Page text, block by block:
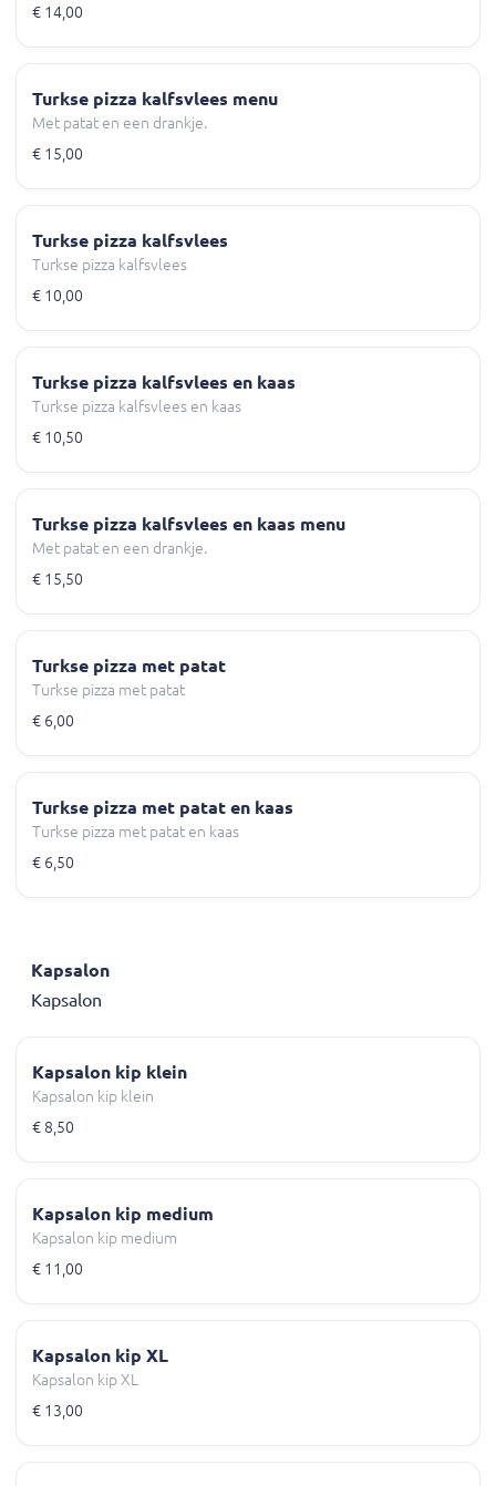
€ 14,00
Turkse pizza kalfsvlees menu
Met patat en een drankje.
€ 15,00
Turkse pizza kalfsvlees
Turkse pizza kalfsvlees
€ 10,00
Turkse pizza kalfsvlees en kaas
Turkse pizza kalfsvlees en kaas
€ 10,50
Turkse pizza kalfsvlees en kaas menu
Met patat en een drankje.
€ 15,50
Turkse pizza met patat
Turkse pizza met patat
€ 6,00
Turkse pizza met patat en kaas
Turkse pizza met patat en kaas
€ 6,50
Kapsalon
Kapsalon
Kapsalon kip klein
Kapsalon kip klein
€ 8,50
Kapsalon kip medium
Kapsalon kip medium
€ 11,00
Kapsalon kip XL
Kapsalon kip XL
€ 13,00